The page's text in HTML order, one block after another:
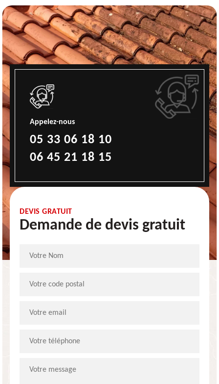
Appelez-nous
05 33 06 18 10
06 45 21 18 15
DEVIS GRATUIT
Demande de devis gratuit